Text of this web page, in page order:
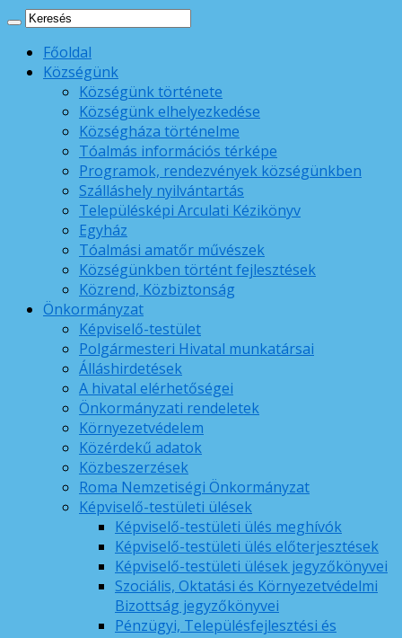
Főoldal
Községünk
Községünk története
Községünk elhelyezkedése
Községháza történelme
Tóalmás információs térképe
Programok, rendezvények községünkben
Szálláshely nyilvántartás
Településképi Arculati Kézikönyv
Egyház
Tóalmási amatőr művészek
Községünkben történt fejlesztések
Közrend, Közbiztonság
Önkormányzat
Képviselő-testület
Polgármesteri Hivatal munkatársai
Álláshirdetések
A hivatal elérhetőségei
Önkormányzati rendeletek
Környezetvédelem
Közérdekű adatok
Közbeszerzések
Roma Nemzetiségi Önkormányzat
Képviselő-testületi ülések
Képviselő-testületi ülés meghívók
Képviselő-testületi ülés előterjesztések
Képviselő-testületi ülések jegyzőkönyvei
Szociális, Oktatási és Környezetvédelmi
Bizottság jegyzőkönyvei
Pénzügyi, Településfejlesztési és